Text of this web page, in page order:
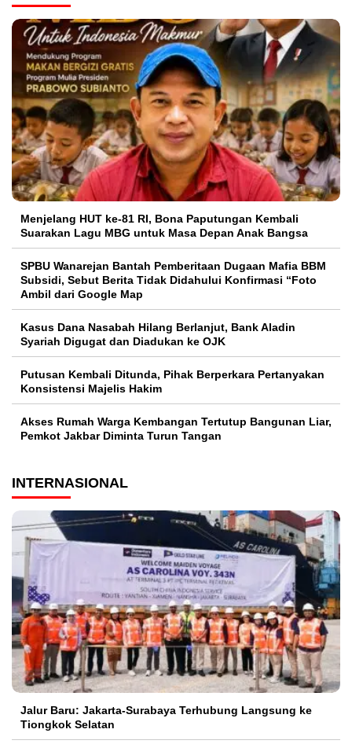
Menjelang HUT ke-81 RI, Bona Paputungan Kembali
Suarakan Lagu MBG untuk Masa Depan Anak Bangsa
SPBU Wanarejan Bantah Pemberitaan Dugaan Mafia BBM
Subsidi, Sebut Berita Tidak Didahului Konfirmasi “Foto
Ambil dari Google Map
Kasus Dana Nasabah Hilang Berlanjut, Bank Aladin
Syariah Digugat dan Diadukan ke OJK
Putusan Kembali Ditunda, Pihak Berperkara Pertanyakan
Konsistensi Majelis Hakim
Akses Rumah Warga Kembangan Tertutup Bangunan Liar,
Pemkot Jakbar Diminta Turun Tangan
INTERNASIONAL
Jalur Baru: Jakarta-Surabaya Terhubung Langsung ke
Tiongkok Selatan